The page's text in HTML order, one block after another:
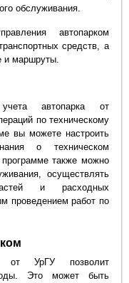
обслуживания.
автопарком
средств, а
и маршруты.
автопарка от
по техническому
вы можете настроить
о техническом
программе также можно
осуществлять
и расходных
проведением работ по
от УрГУ позволит
Это может быть